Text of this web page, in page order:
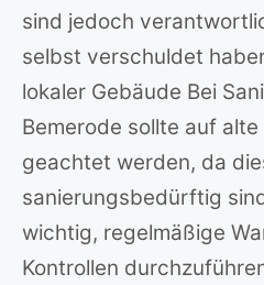
sind jedoch
selbst verschuldet
lokaler Gebäude Bei
Bemerode sollte auf
geachtet werden, da
sanierungsbedürftig
wichtig, regelmäßige
Kontrollen